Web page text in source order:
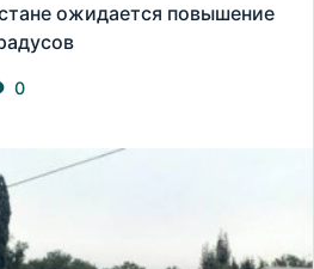
ожидается повышение
0